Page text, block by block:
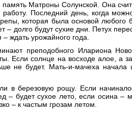
память Матроны Солунской. Она
Последний день, когда
которая была основой любого
– долго будут сухие дни. Петух
ждать урожайного года.
преподобного Илариона
Если солнце на восходе алое, а
не будет. Мать-и-мачеха начала
в березовую рощу. Если
– будет сухое лето, если осина
– к частым грозам летом.